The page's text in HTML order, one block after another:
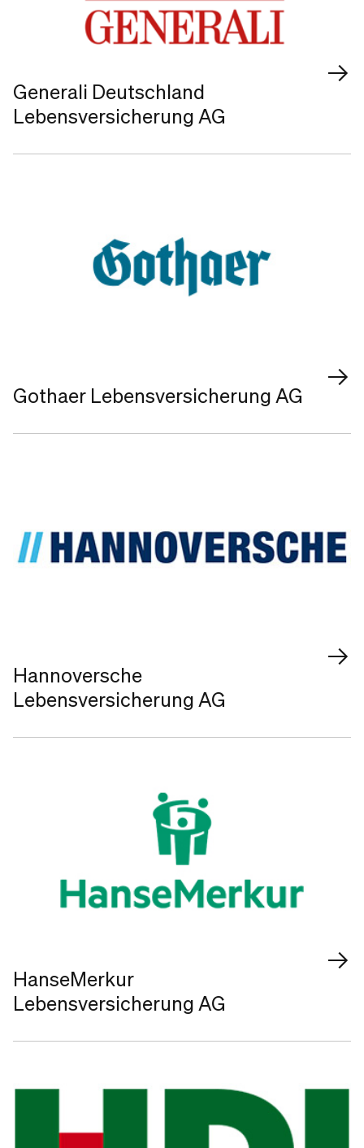
Generali Deutschland
Lebensversicherung AG
Gothaer Lebensversicherung AG
Hannoversche
Lebensversicherung AG
HanseMerkur
Lebensversicherung AG